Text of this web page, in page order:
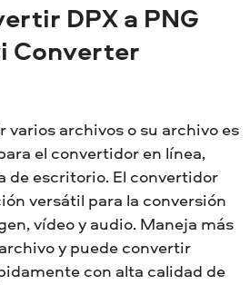
DPX a PNG
Converter
archivos o su archivo es
el convertidor en línea,
de escritorio. El convertidor
versátil para la conversión
vídeo y audio. Maneja más
y puede convertir
con alta calidad de